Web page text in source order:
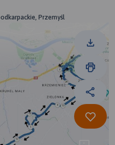
Przemyśl